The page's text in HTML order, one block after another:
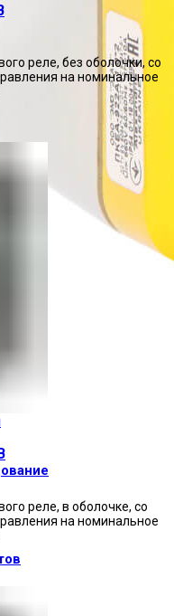
реле, без оболочки, со
на номинальное
реле, в оболочке, со
на номинальное